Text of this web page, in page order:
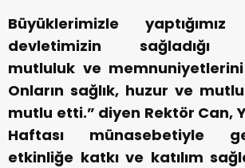
Büyüklerimizle
devletimizin sağladığı
mutluluk ve
Onların sağlık, huzur ve
mutlu etti.” diyen Rektör Can,
Haftası münasebetiyle
etkinliğe katkı ve katılım